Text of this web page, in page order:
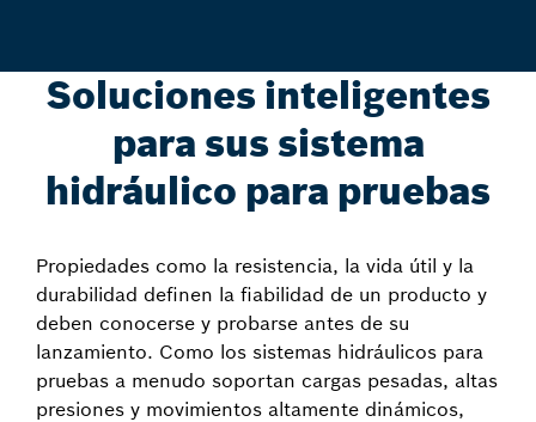
Soluciones inteligentes
para sus sistema
hidráulico para pruebas
Propiedades como la resistencia, la vida útil y la
durabilidad definen la fiabilidad de un producto y
deben conocerse y probarse antes de su
lanzamiento. Como los sistemas hidráulicos para
pruebas a menudo soportan cargas pesadas, altas
presiones y movimientos altamente dinámicos,